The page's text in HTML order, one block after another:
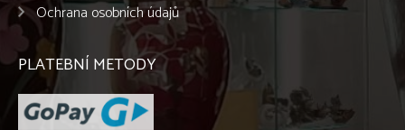
Ochrana osobních údajů
PLATEBNÍ METODY